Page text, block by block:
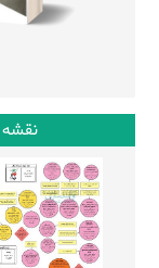
نقشه